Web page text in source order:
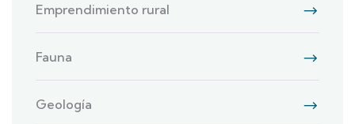
Emprendimiento rural
Fauna
Geología